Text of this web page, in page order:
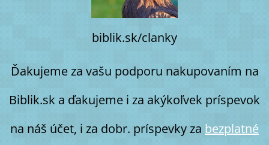
biblik.sk/clanky
Ďakujeme za vašu podporu nakupovaním na
Biblik.sk a ďakujeme i za akýkoľvek príspevok
na náš účet, i za dobr. príspevky za bezplatné